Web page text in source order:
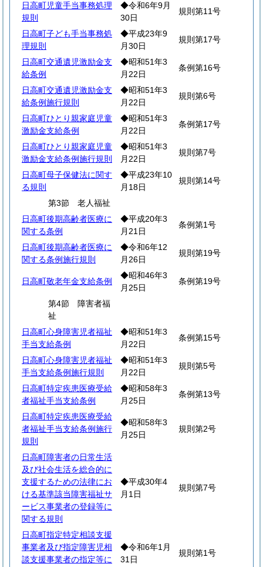
日高町児童手当事務処理
規則
◆令和6年9月
30日
規則第11号
日高町子ども手当事務処
理規則
◆平成23年9
月30日
規則第17号
日高町交通遺児激励金支
給条例
◆昭和51年3
月22日
条例第16号
日高町交通遺児激励金支
給条例施行規則
◆昭和51年3
月22日
規則第6号
日高町ひとり親家庭児童
激励金支給条例
◆昭和51年3
月22日
条例第17号
日高町ひとり親家庭児童
激励金支給条例施行規則
◆昭和51年3
月22日
規則第7号
日高町母子保健法に関す
る規則
◆平成23年10
月18日
規則第14号
第3節 老人福祉
日高町後期高齢者医療に
関する条例
◆平成20年3
月21日
条例第1号
日高町後期高齢者医療に
関する条例施行規則
◆令和6年12
月26日
規則第19号
日高町敬老年金支給条例
◆昭和46年3
月25日
条例第19号
第4節 障害者福
祉
日高町心身障害児者福祉
手当支給条例
◆昭和51年3
月22日
条例第15号
日高町心身障害児者福祉
手当支給条例施行規則
◆昭和51年3
月22日
規則第5号
日高町特定疾患医療受給
者福祉手当支給条例
◆昭和58年3
月25日
条例第13号
日高町特定疾患医療受給
者福祉手当支給条例施行
規則
◆昭和58年3
月25日
規則第2号
日高町障害者の日常生活
及び社会生活を総合的に
支援するための法律にお
ける基準該当障害福祉サ
ービス事業者の登録等に
関する規則
◆平成30年4
月1日
規則第7号
日高町指定特定相談支援
事業者及び指定障害児相
談支援事業者の指定等に
◆令和6年1月
31日
規則第1号